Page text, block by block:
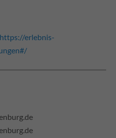
https://erlebnis-